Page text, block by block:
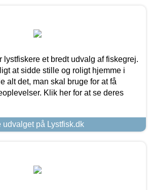
lystfiskere et bredt udvalg af fiskegrej.
at sidde stille og roligt hjemme i
alt det, man skal bruge for at få
Klik her for at se deres
udvalget på Lystfisk.dk